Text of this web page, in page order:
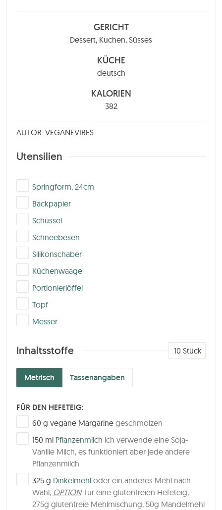
GERICHT
Dessert, Kuchen, Süsses
KÜCHE
deutsch
KALORIEN
382
AUTOR: VEGANEVIBES
Utensilien
▢
Springform, 24cm
▢
Backpapier
▢
Schüssel
▢
Schneebesen
▢
Silikonschaber
▢
Küchenwaage
▢
Portionierlöffel
▢
Topf
▢Messer
Inhaltsstoffe
Metrisch Tassenangaben
10 Stück
FÜR DEN HEFETEIG:
▢
60 g vegane Margarine geschmolzen
▢
150 ml Pflanzenmilch ich verwende eine Soja-
Vanille Milch, es funktioniert aber jede andere
Pflanzenmilch
▢
325 g Dinkelmehl oder ein anderes Mehl nach
Wahl, OPTION: für eine glutenfreien Hefeteig,
275g glutenfreie Mehlmischung, 50g Mandelmehl